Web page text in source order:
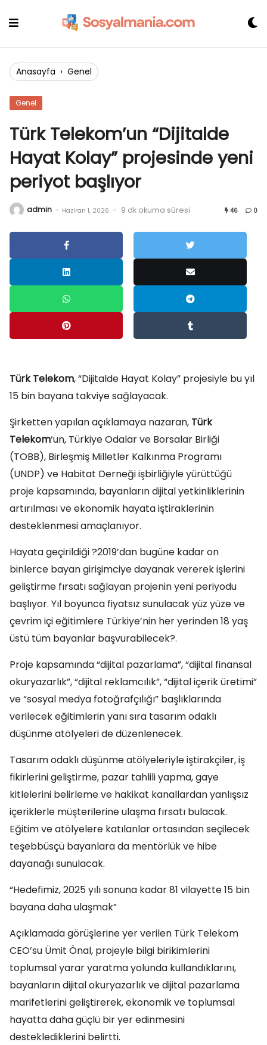
Anasayfa › Genel
Genel
Türk Telekom’un “Dijitalde
Hayat Kolay” projesinde yeni
periyot başlıyor
admin - Haziran 1, 2026 - 9 dk okuma süresi 46 0
Türk Telekom, “Dijitalde Hayat Kolay” projesiyle bu yıl
15 bin bayana takviye sağlayacak.
Şirketten yapılan açıklamaya nazaran, Türk
Telekom‘un, Türkiye Odalar ve Borsalar Birliği
(TOBB), Birleşmiş Milletler Kalkınma Programı
(UNDP) ve Habitat Derneği işbirliğiyle yürüttüğü
proje kapsamında, bayanların dijital yetkinliklerinin
artırılması ve ekonomik hayata iştiraklerinin
desteklenmesi amaçlanıyor.
Hayata geçirildiği ?2019’dan bugüne kadar on
binlerce bayan girişimciye dayanak vererek işlerini
geliştirme fırsatı sağlayan projenin yeni periyodu
başlıyor. Yıl boyunca fiyatsız sunulacak yüz yüze ve
çevrim içi eğitimlere Türkiye’nin her yerinden 18 yaş
üstü tüm bayanlar başvurabilecek?.
Proje kapsamında “dijital pazarlama”, “dijital finansal
okuryazarlık”, “dijital reklamcılık”, “dijital içerik üretimi”
ve “sosyal medya fotoğrafçılığı” başlıklarında
verilecek eğitimlerin yanı sıra tasarım odaklı
düşünme atölyeleri de düzenlenecek.
Tasarım odaklı düşünme atölyeleriyle iştirakçiler, iş
fikirlerini geliştirme, pazar tahlili yapma, gaye
kitlelerini belirleme ve hakikat kanallardan yanlışsız
içeriklerle müşterilerine ulaşma fırsatı bulacak.
Eğitim ve atölyelere katılanlar ortasından seçilecek
teşebbüsçü bayanlara da mentörlük ve hibe
dayanağı sunulacak.
“Hedefimiz, 2025 yılı sonuna kadar 81 vilayette 15 bin
bayana daha ulaşmak”
Açıklamada görüşlerine yer verilen Türk Telekom
CEO’su Ümit Önal, projeyle bilgi birikimlerini
toplumsal yarar yaratma yolunda kullandıklarını,
bayanların dijital okuryazarlık ve dijital pazarlama
marifetlerini geliştirerek, ekonomik ve toplumsal
hayatta daha güçlü bir yer edinmesini
desteklediklerini belirtti.